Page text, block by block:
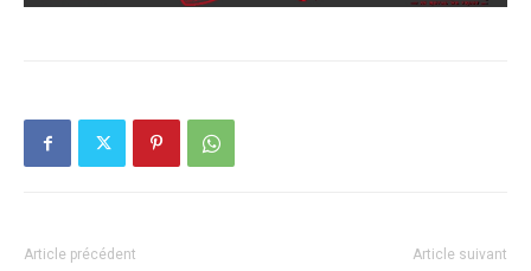
Article précédent Article suivant